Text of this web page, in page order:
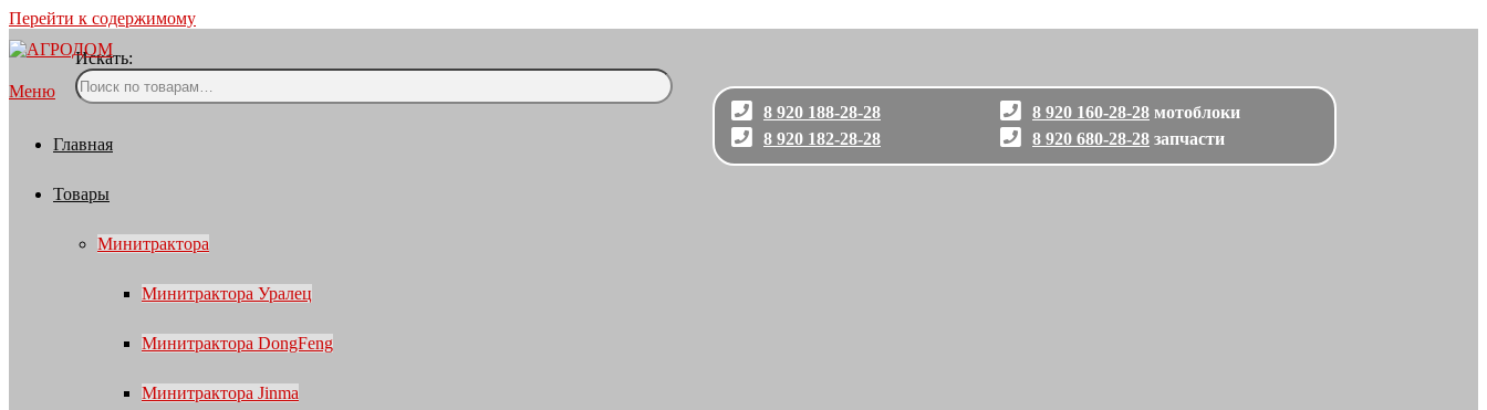
Перейти к содержимому
8 920 188-28-28
8 920 182-28-28
8 920 160-28-28 мотоблоки
8 920 680-28-28 запчасти
Искать:
Меню
Главная
Товары
Минитрактора
Минитрактора Уралец
Минитрактора DongFeng
Минитрактора Jinma